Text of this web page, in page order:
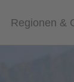
Regionen &